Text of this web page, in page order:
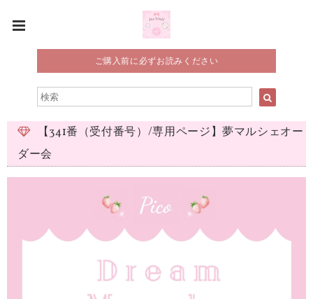
ご購入前に必ずお読みください
【341番（受付番号）/専用ページ】夢マルシェオー
ダー会